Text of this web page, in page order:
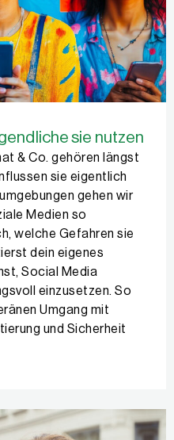
sie nutzen
& Co. gehören längst
sie eigentlich
gehen wir
Medien so
welche Gefahren sie
dein eigenes
Social Media
einzusetzen. So
Umgang mit
und Sicherheit